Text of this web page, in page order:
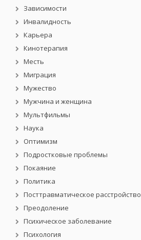
Зависимости
Инвалидность
Карьера
Кинотерапия
Месть
Миграция
Мужество
Мужчина и женщина
Мультфильмы
Наука
Оптимизм
Подростковые проблемы
Покаяние
Политика
Посттравматическое расстройство
Преодоление
Психическое заболевание
Психология